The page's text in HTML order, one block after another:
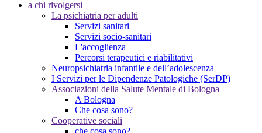
a chi rivolgersi
La psichiatria per adulti
Servizi sanitari
Servizi socio-sanitari
L'accoglienza
Percorsi terapeutici e riabilitativi
Neuropsichiatria infantile e dell’adolescenza
I Servizi per le Dipendenze Patologiche (SerDP)
Associazioni della Salute Mentale di Bologna
A Bologna
Che cosa sono?
Cooperative sociali
che cosa sono?